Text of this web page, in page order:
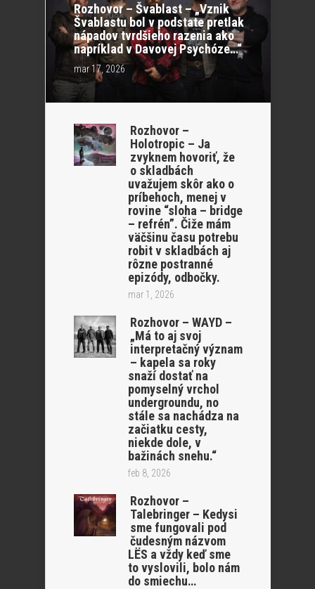
Rozhovor – Švablast – „Vznik
Švablastu bol v podstate pretlak
nápadov tvrdšieho razenia ako
napríklad v Davovej Psychóze…“
mar 17, 2026
Rozhovor –
Holotropic – Ja
zvyknem hovoriť, že
o skladbách
uvažujem skôr ako o
príbehoch, menej v
rovine “sloha – bridge
– refrén”. Čiže mám
väčšinu času potrebu
robit v skladbách aj
rôzne postranné
epizódy, odbočky.
mar 1, 2026
Rozhovor – WAYD –
„Má to aj svoj
interpretačný význam
– kapela sa roky
snaží dostať na
pomyselný vrchol
undergroundu, no
stále sa nachádza na
začiatku cesty,
niekde dole, v
bažinách snehu.“
feb 8, 2026
Rozhovor –
Talebringer – Kedysi
sme fungovali pod
čudesným názvom
LËS a vždy keď sme
to vyslovili, bolo nám
do smiechu…